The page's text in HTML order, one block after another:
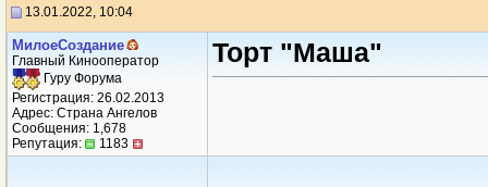
13.01.2022, 10:04
МилоеСоздание
Главный Кинооператор
Гуру Форума
Регистрация: 26.02.2013
Адрес: Страна Ангелов
Сообщения: 1,678
Репутация:
1183
Торт "Маша"